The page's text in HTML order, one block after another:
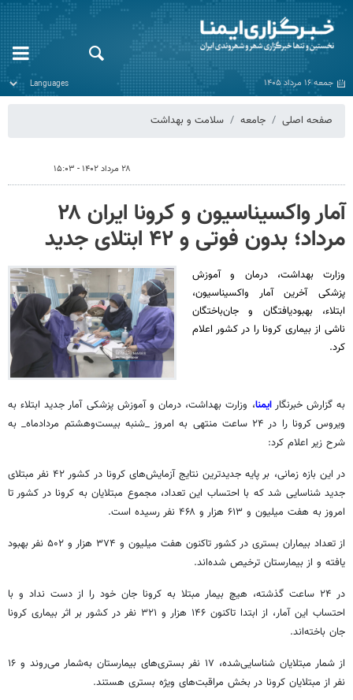
جمعه ۱۶ مرداد ۱۴۰۵
صفحه اصلی جامعه سلامت و بهداشت
۲۸ مرداد ۱۴۰۲ - ۱۵:۰۳
آمار واکسیناسیون و کرونا ایران ۲۸
مرداد؛ بدون فوتی و ۴۲ ابتلای جدید
وزارت بهداشت، درمان و آموزش
پزشکی آخرین آمار واکسیناسیون،
ابتلاء، بهبودیافتگان و جان‌باختگان
ناشی از بیماری کرونا را در کشور اعلام
کرد.
به گزارش خبرنگارایمنا، وزارت بهداشت، درمان و آموزش پزشکی آمار جدید ابتلاء به
ویروس کرونا را در ۲۴ ساعت منتهی به امروز _شنبه بیست‌وهشتم مردادماه_ به
شرح زیر اعلام کرد:
در این بازه زمانی، بر پایه جدیدترین نتایج آزمایش‌های کرونا در کشور ۴۲ نفر مبتلای
جدید شناسایی شد که با احتساب این تعداد، مجموع مبتلایان به کرونا در کشور تا
امروز به هفت میلیون و ۶۱۳ هزار و ۴۶۸ نفر رسیده است.
از تعداد بیماران بستری در کشور تاکنون هفت میلیون و ۳۷۴ هزار و ۵۰۲ نفر بهبود
یافته و از بیمارستان ترخیص شده‌اند.
در ۲۴ ساعت گذشته، هیچ بیمار مبتلا به کرونا جان خود را از دست نداد و با
احتساب این آمار، از ابتدا تاکنون ۱۴۶ هزار و ۳۲۱ نفر در کشور بر اثر بیماری کرونا
جان باخته‌اند.
از شمار مبتلایان شناسایی‌شده، ۱۷ نفر بستری‌های بیمارستان به‌شمار می‌روند و ۱۶
نفر از مبتلایان کرونا در بخش مراقبت‌های ویژه بستری هستند.